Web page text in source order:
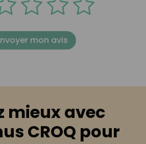
mon avis
mieux avec
CROQ pour